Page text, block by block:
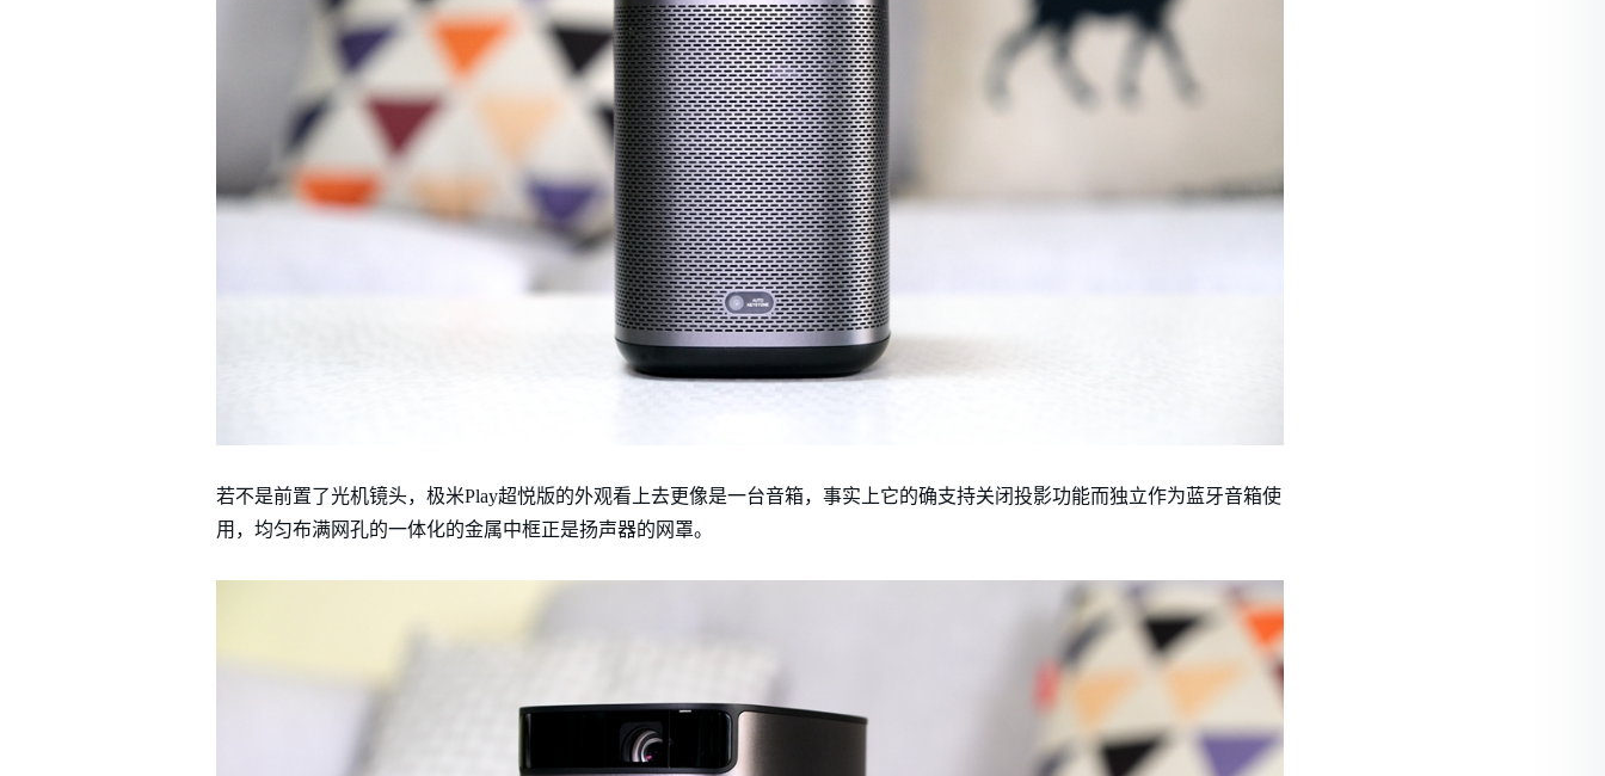
若不是前置了光机镜头，极米Play超悦版的外观看上去更像是一台音箱，事实上它的确支持关闭投影功能而独立作为蓝牙音箱使
用，均匀布满网孔的一体化的金属中框正是扬声器的网罩。